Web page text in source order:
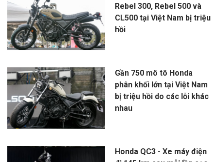
Rebel 300, Rebel 500 và
CL500 tại Việt Nam bị triệu
hồi
Gần 750 mô tô Honda
phân khối lớn tại Việt Nam
bị triệu hồi do các lỗi khác
nhau
Honda QC3 - Xe máy điện